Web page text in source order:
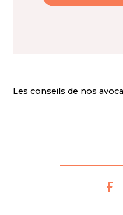
Les conseils de nos
professionnel·le qualifié·e.
point de vue de l'auteur·e à